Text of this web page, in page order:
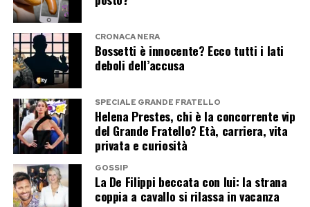
Papa, suor Francesca non esita. “
incontrato due volte. Ci ha benedette e
incoraggiate. Se venisse a vederci, sarebbe
il nostro mondiale personale
La palla è rotonda, anche per chi ha preso i voti.
E in fondo, dice suor Francesca, “non importa
se il campo è un prato o il mondo intero:
l’importante è continuare a correre verso il
bene”.
CRONACA NERA
Bossetti è innocente? Ecco tutti i lati
deboli dell’accusa
SPECIALE GRANDE FRATELLO
Helena Prestes, chi è la concorrente vip
del Grande Fratello? Età, carriera, vita
privata e curiosità
GOSSIP
La De Filippi beccata con lui: la strana
coppia a cavallo si rilassa in vacanza